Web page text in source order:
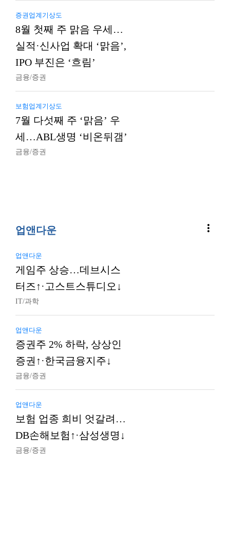
증권업계기상도
8월 첫째 주 맑음 우세…
실적·신사업 확대 ‘맑음’,
IPO 부진은 ‘흐림’
금융/증권
보험업계기상도
7월 다섯째 주 ‘맑음’ 우
세…ABL생명 ‘비온뒤갬’
금융/증권
업앤다운 more_vert
업앤다운
게임주 상승…데브시스
터즈↑·고스트스튜디오↓
IT/과학
업앤다운
증권주 2% 하락, 상상인
증권↑·한국금융지주↓
금융/증권
업앤다운
보험 업종 희비 엇갈려…
DB손해보험↑·삼성생명↓
금융/증권